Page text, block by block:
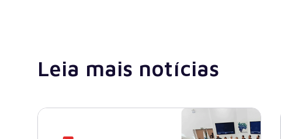
Leia mais notícias